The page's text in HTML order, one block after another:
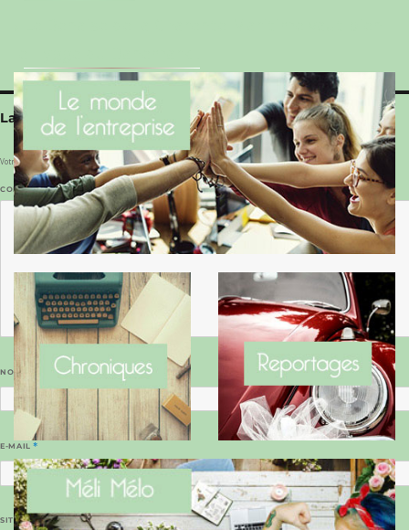
Laisser un commentaire
Votre adresse e-mail ne sera pas publiée.Les champs obligatoires sont indiqués avec
COMMENTAIRE*
NOM
E-MAIL*
SITE WEB